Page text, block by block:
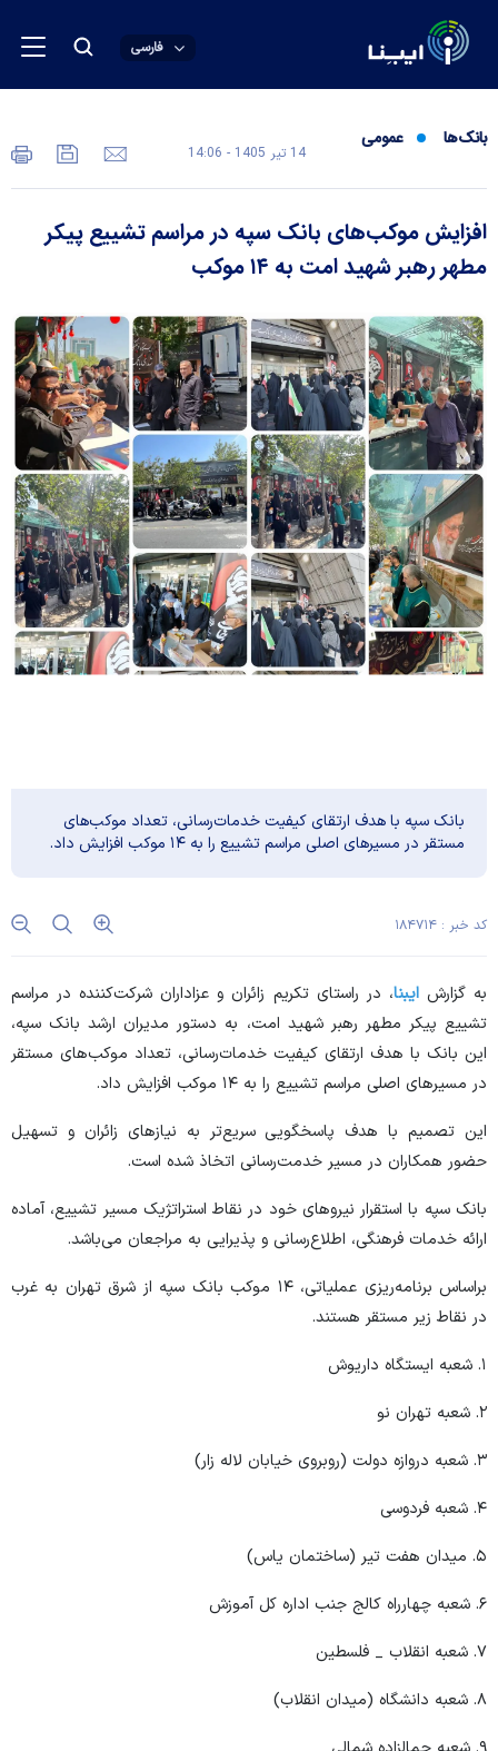
فارسی
بانک‌ها عمومی
14 تير 1405 - 14:06
افزایش موکب‌های بانک سپه در مراسم تشییع پیکر
مطهر رهبر شهید امت به ۱۴ موکب
بانک سپه با هدف ارتقای کیفیت خدمات‌رسانی، تعداد موکب‌های
مستقر در مسیر‌های اصلی مراسم تشییع را به ۱۴ موکب افزایش داد.
کد خبر : ۱۸۴۷۱۴
به گزارشایبنا، در راستای تکریم زائران و عزاداران شرکت‌کننده در مراسم
تشییع پیکر مطهر رهبر شهید امت، به دستور مدیران ارشد بانک سپه،
این بانک با هدف ارتقای کیفیت خدمات‌رسانی، تعداد موکب‌های مستقر
در مسیر‌های اصلی مراسم تشییع را به ۱۴ موکب افزایش داد.
این تصمیم با هدف پاسخگویی سریع‌تر به نیاز‌های زائران و تسهیل
حضور همکاران در مسیر خدمت‌رسانی اتخاذ شده است.
بانک سپه با استقرار نیرو‌های خود در نقاط استراتژیک مسیر تشییع، آماده
ارائه خدمات فرهنگی، اطلاع‌رسانی و پذیرایی به مراجعان می‌باشد.
براساس برنامه‌ریزی عملیاتی، ۱۴ موکب بانک سپه از شرق تهران به غرب
در نقاط زیر مستقر هستند.
۱. شعبه ایستگاه داریوش
۲. شعبه تهران نو
۳. شعبه دروازه دولت (روبروی خیابان لاله زار)
۴. شعبه فردوسی
۵. میدان هفت تیر (ساختمان یاس)
۶. شعبه چهارراه کالج جنب اداره کل آموزش
۷. شعبه انقلاب _ فلسطین
۸. شعبه دانشگاه (میدان انقلاب)